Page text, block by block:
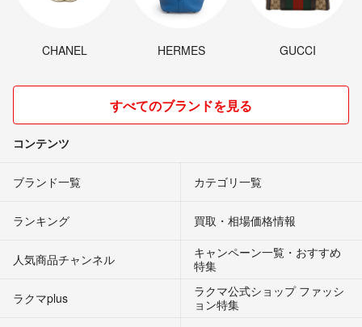
CHANEL HERMES GUCCI
すべてのブランドを見る
コンテンツ
ブランド一覧 カテゴリ一覧
ランキング 買取・相場価格情報
人気商品チャンネル
キャンペーン一覧・おすすめ
特集
ラクマplus
ラクマ公式ショップ ファッシ
ョン特集